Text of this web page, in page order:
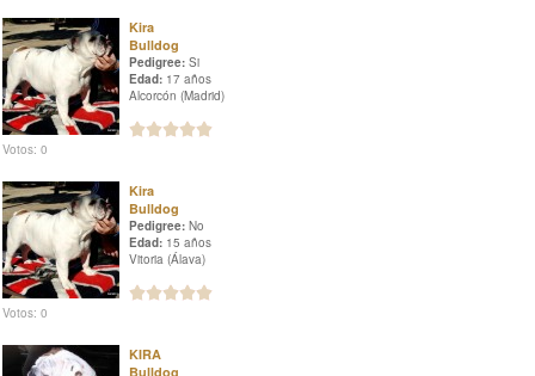
Kira
Bulldog
Pedigree: Si
Edad: 17 años
Alcorcón (Madrid)
Votos: 0
Kira
Bulldog
Pedigree: No
Edad: 15 años
Vitoria (Álava)
Votos: 0
KIRA
Bulldog